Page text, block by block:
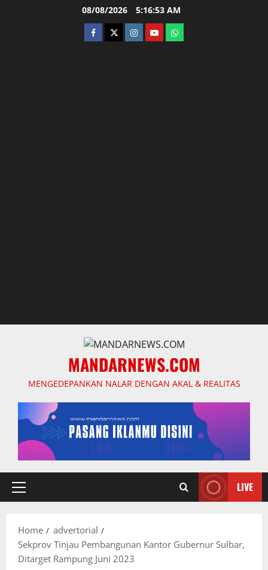
08/08/2026 5:16:54 AM
facebooktwitterinstagram.com
youtubewhatsapp
MANDARNEWS.COM
MENGEDEPANKAN NALAR DENGAN AKAL & REALITAS
Primary
LIVE
Home
advertorial
Sekprov Tinjau Pembangunan Kantor Gubernur Sulbar,
Ditarget Rampung Juni 2023